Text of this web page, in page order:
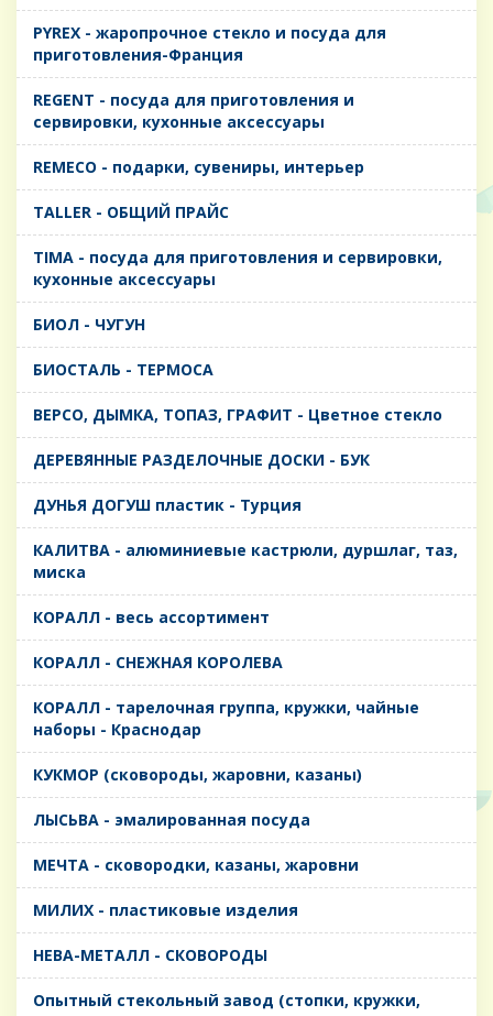
PYREX - жаропрочное стекло и посуда для
приготовления-Франция
REGENT - посуда для приготовления и
сервировки, кухонные аксессуары
REMECO - подарки, сувениры, интерьер
TALLER - ОБЩИЙ ПРАЙС
TIMA - посуда для приготовления и сервировки,
кухонные аксессуары
БИОЛ - ЧУГУН
БИОСТАЛЬ - ТЕРМОСА
ВЕРСО, ДЫМКА, ТОПАЗ, ГРАФИТ - Цветное стекло
ДЕРЕВЯННЫЕ РАЗДЕЛОЧНЫЕ ДОСКИ - БУК
ДУНЬЯ ДОГУШ пластик - Турция
КАЛИТВА - алюминиевые кастрюли, дуршлаг, таз,
миска
КОРАЛЛ - весь ассортимент
КОРАЛЛ - СНЕЖНАЯ КОРОЛЕВА
КОРАЛЛ - тарелочная группа, кружки, чайные
наборы - Краснодар
КУКМОР (сковороды, жаровни, казаны)
ЛЫСЬВА - эмалированная посуда
МЕЧТА - сковородки, казаны, жаровни
МИЛИХ - пластиковые изделия
НЕВА-МЕТАЛЛ - СКОВОРОДЫ
Опытный стекольный завод (стопки, кружки,